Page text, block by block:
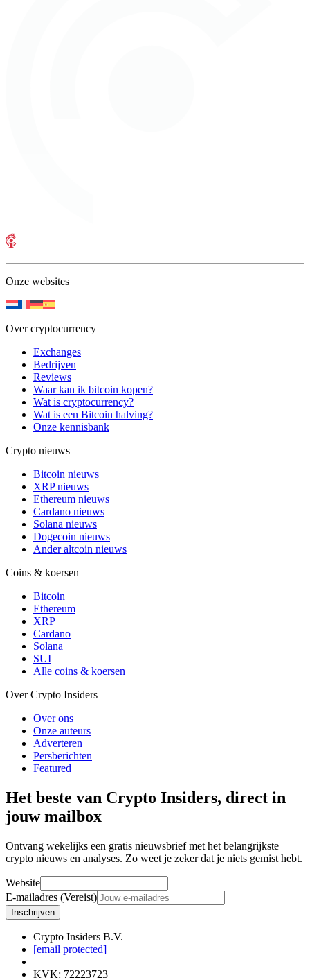
Onze websites
Over cryptocurrency
Exchanges
Bedrijven
Reviews
Waar kan ik bitcoin kopen?
Wat is cryptocurrency?
Wat is een Bitcoin halving?
Onze kennisbank
Crypto nieuws
Bitcoin nieuws
XRP nieuws
Ethereum nieuws
Cardano nieuws
Solana nieuws
Dogecoin nieuws
Ander altcoin nieuws
Coins & koersen
Bitcoin
Ethereum
XRP
Cardano
Solana
SUI
Alle coins & koersen
Over Crypto Insiders
Over ons
Onze auteurs
Adverteren
Persberichten
Featured
Het beste van Crypto Insiders, direct in
jouw mailbox
Ontvang wekelijks een gratis nieuwsbrief met het belangrijkste
crypto nieuws en analyses. Zo weet je zeker dat je niets gemist hebt.
Website
E-mailadres (Vereist)
Inschrijven
Crypto Insiders B.V.
[email protected]
KVK: 72223723